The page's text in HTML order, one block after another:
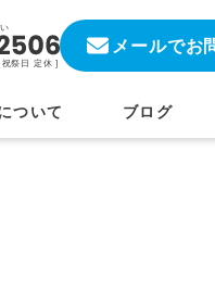
祭日 定休 ]
メールでお
ついて ブログ